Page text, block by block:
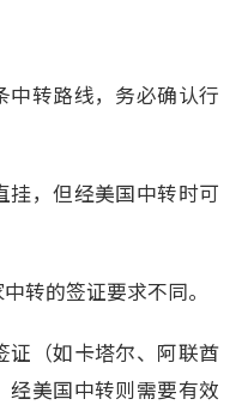
中转路线，务必确认行
挂，但经美国中转时可
转的签证要求不同。
证（如卡塔尔、阿联酋
经美国中转则需要有效